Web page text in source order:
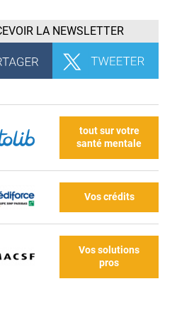
LA NEWSLETTER
tout sur votre
santé mentale
Vos crédits
Vos solutions
pros